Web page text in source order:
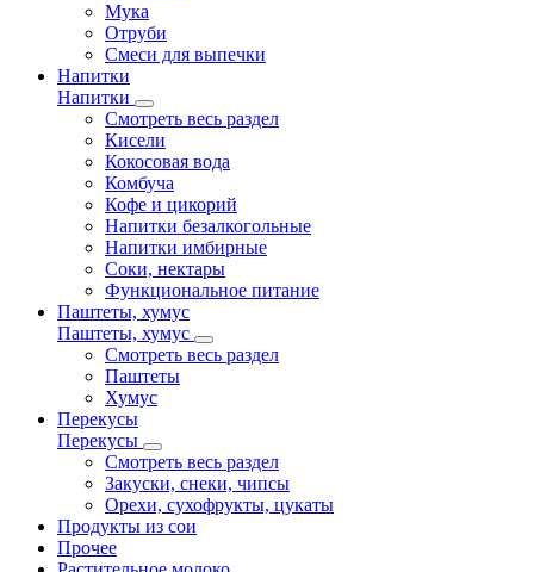
Мука
Отруби
Смеси для выпечки
Напитки
Напитки
Смотреть весь раздел
Кисели
Кокосовая вода
Комбуча
Кофе и цикорий
Напитки безалкогольные
Напитки имбирные
Соки, нектары
Функциональное питание
Паштеты, хумус
Паштеты, хумус
Смотреть весь раздел
Паштеты
Хумус
Перекусы
Перекусы
Смотреть весь раздел
Закуски, снеки, чипсы
Орехи, сухофрукты, цукаты
Продукты из сои
Прочее